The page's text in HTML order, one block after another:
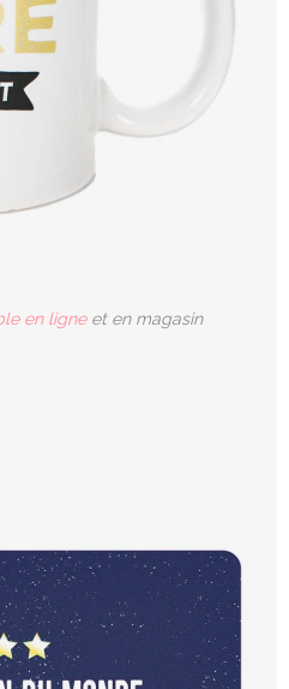
en ligneet en magasin